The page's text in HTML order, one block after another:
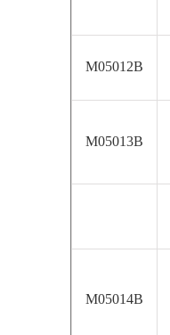
М05012В
М05013В
М05014В